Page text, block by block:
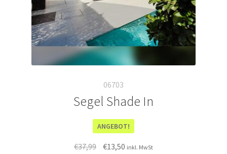
06703
Segel Shade In
ANGEBOT!
€37,99
Ursprünglicher
€13,50Aktueller
inkl. MwSt